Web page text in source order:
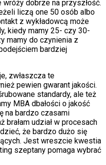
dobrze na przyszłość.
liczą one 50 osób albo
z wykładowcą może
kiedy mamy 25- czy 30-
mamy do czynienia z
bardziej
zwłaszcza te
pewien gwarant jakości.
standardy, ale też
MBA dbałości o jakość
na bardzo czasami
udział w procesach
że bardzo dużo się
Jest wreszcie kwestia
szeptany pomaga wybrać